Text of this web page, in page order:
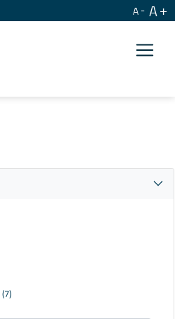
A A
(7)